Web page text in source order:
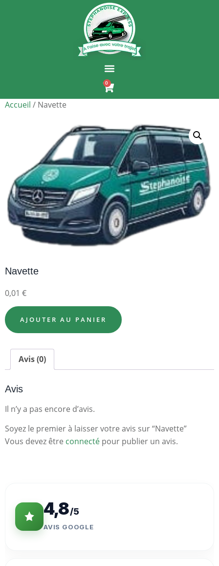
0
Accueil / Navette
Navette
0,01 €
AJOUTER AU PANIER
Avis (0)
Avis
Il n’y a pas encore d’avis.
Soyez le premier à laisser votre avis sur “Navette”
Vous devez être connecté pour publier un avis.
4,8/5
AVIS GOOGLE